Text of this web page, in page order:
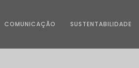
COMUNICAÇÃO SUSTENTABILIDADE